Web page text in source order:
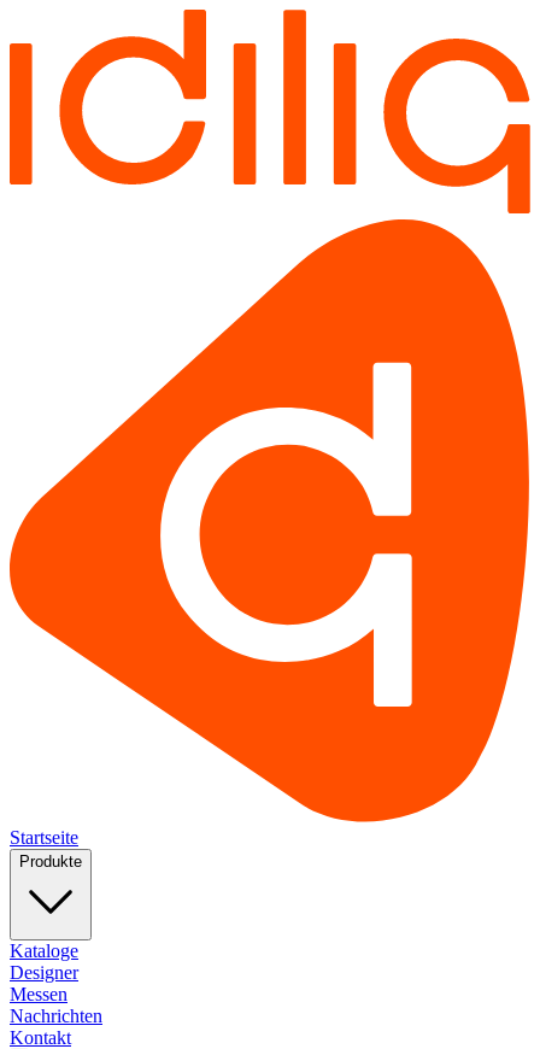
Startseite
Produkte
Kataloge
Designer
Messen
Nachrichten
Kontakt